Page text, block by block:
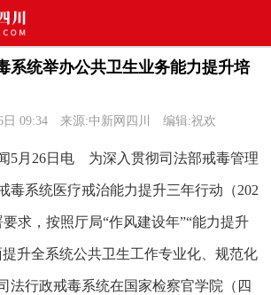
系统举办公共卫生业务能力提升培
日 09:34 来源:中新网四川 编辑:祝欢
月26日电 为深入贯彻司法部戒毒管理
毒系统医疗戒治能力提升三年行动（202
求，按照厅局“作风建设年”“能力提升
升全系统公共卫生工作专业化、规范化
法行政戒毒系统在国家检察官学院（四